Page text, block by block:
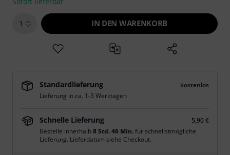
1 IN DEN WARENKORB
Standardlieferung
kostenlos
Lieferung in ca. 1-3 Werktagen
Schnelle Lieferung
5,90 €
Bestelle innerhalb8 Std. 46 Min.für schnellstmögliche
Lieferung. Lieferdatum siehe Checkout.